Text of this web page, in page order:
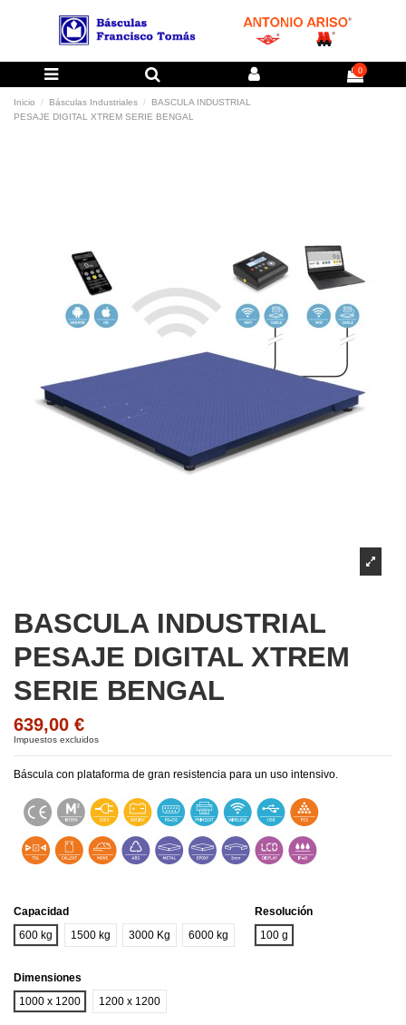
0
Inicio Básculas Industriales
BASCULA INDUSTRIAL
PESAJE DIGITAL XTREM SERIE BENGAL
BASCULA INDUSTRIAL
PESAJE DIGITAL XTREM
SERIE BENGAL
639,00 €
Impuestos excluidos
Báscula con plataforma de gran resistencia para un uso intensivo.
Capacidad
600 kg
1500 kg 3000 Kg 6000 kg
Resolución
100 g
Dimensiones
1000 x 1200
1200 x 1200